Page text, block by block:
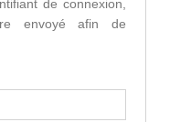
de connexion,
envoyé afin de